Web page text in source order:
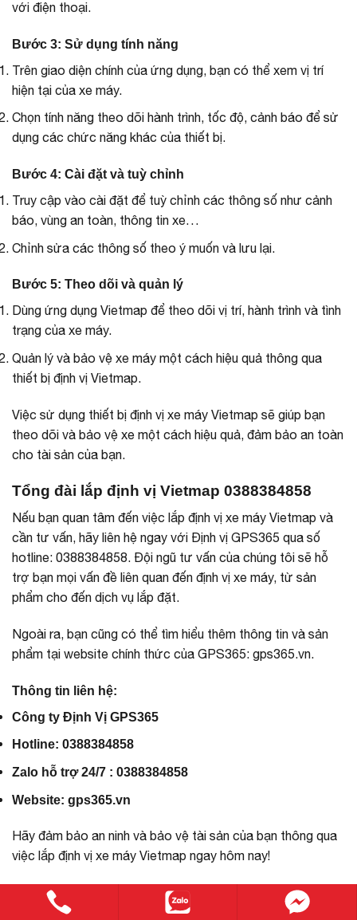
với điện thoại.
Bước 3: Sử dụng tính năng
Trên giao diện chính của ứng dụng, bạn có thể xem vị trí
hiện tại của xe máy.
Chọn tính năng theo dõi hành trình, tốc độ, cảnh báo để sử
dụng các chức năng khác của thiết bị.
Bước 4: Cài đặt và tuỳ chỉnh
Truy cập vào cài đặt để tuỳ chỉnh các thông số như cảnh
báo, vùng an toàn, thông tin xe…
Chỉnh sửa các thông số theo ý muốn và lưu lại.
Bước 5: Theo dõi và quản lý
Dùng ứng dụng Vietmap để theo dõi vị trí, hành trình và tình
trạng của xe máy.
Quản lý và bảo vệ xe máy một cách hiệu quả thông qua
thiết bị định vị Vietmap.
Việc sử dụng thiết bị định vị xe máy Vietmap sẽ giúp bạn
theo dõi và bảo vệ xe một cách hiệu quả, đảm bảo an toàn
cho tài sản của bạn.
Tổng đài lắp định vị Vietmap 0388384858
Nếu bạn quan tâm đến việc lắp định vị xe máy Vietmap và
cần tư vấn, hãy liên hệ ngay với Định vị GPS365 qua số
hotline: 0388384858. Đội ngũ tư vấn của chúng tôi sẽ hỗ
trợ bạn mọi vấn đề liên quan đến định vị xe máy, từ sản
phẩm cho đến dịch vụ lắp đặt.
Ngoài ra, bạn cũng có thể tìm hiểu thêm thông tin và sản
phẩm tại website chính thức của GPS365: gps365.vn.
Thông tin liên hệ:
Công ty Định Vị GPS365
Hotline: 0388384858
Zalo hỗ trợ 24/7 : 0388384858
Website: gps365.vn
Hãy đảm bảo an ninh và bảo vệ tài sản của bạn thông qua
việc lắp định vị xe máy Vietmap ngay hôm nay!
Video